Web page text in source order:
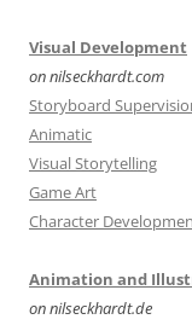
Visual Development
on nilseckhardt.com
Storyboard
Animatic
Visual Storytelling
Game Art
Character
Animation and
on nilseckhardt.de